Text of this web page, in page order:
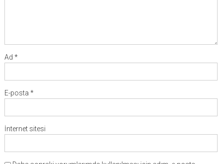
Ad *
E-posta *
İnternet sitesi